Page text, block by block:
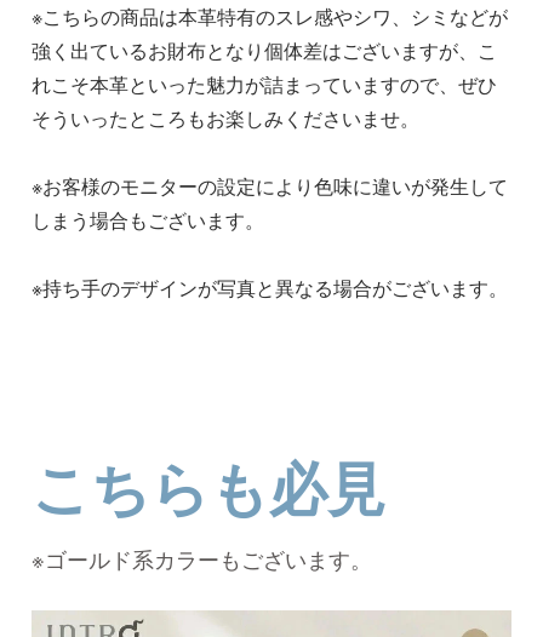
※こちらの商品は本革特有のスレ感やシワ、シミなどが
強く出ているお財布となり個体差はございますが、こ
れこそ本革といった魅力が詰まっていますので、ぜひ
そういったところもお楽しみくださいませ。
※お客様のモニターの設定により色味に違いが発生して
しまう場合もございます。
※持ち手のデザインが写真と異なる場合がございます。
こちらも必見
※ゴールド系カラーもございます。